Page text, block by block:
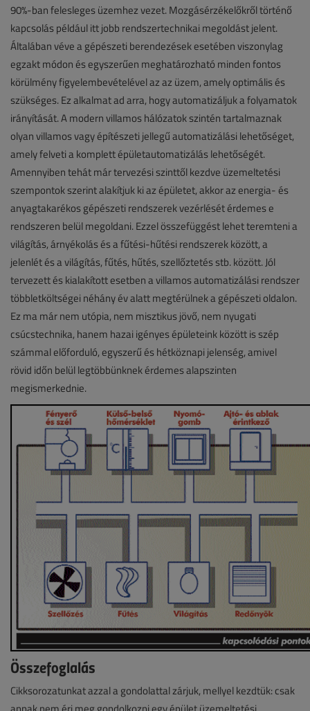
90%-ban felesleges üzemhez vezet. Mozgásérzékelőkről történő
kapcsolás például itt jobb rendszertechnikai megoldást jelent.
Általában véve a gépészeti berendezések esetében viszonylag
egzakt módon és egyszerűen meghatározható minden fontos
körülmény figyelembevételével az az üzem, amely optimális és
szükséges. Ez alkalmat ad arra, hogy automatizáljuk a folyamatok
irányítását. A modern villamos hálózatok szintén tartalmaznak
olyan villamos vagy építészeti jellegű automatizálási lehetőséget,
amely felveti a komplett épületautomatizálás lehetőségét.
Amennyiben tehát már tervezési szinttől kezdve üzemeltetési
szempontok szerint alakítjuk ki az épületet, akkor az energia- és
anyagtakarékos gépészeti rendszerek vezérlését érdemes e
rendszeren belül megoldani. Ezzel összefüggést lehet teremteni a
világítás, árnyékolás és a fűtési-hűtési rendszerek között, a
jelenlét és a világítás, fűtés, hűtés, szellőztetés stb. között. Jól
tervezett és kialakított esetben a villamos automatizálási rendszer
többletköltségei néhány év alatt megtérülnek a gépészeti oldalon.
Ez ma már nem utópia, nem misztikus jövő, nem nyugati
csúcstechnika, hanem hazai igényes épületeink között is szép
számmal előforduló, egyszerű és hétköznapi jelenség, amivel
rövid időn belül legtöbbünknek érdemes alapszinten
megismerkednie.
Összefoglalás
Cikksorozatunkat azzal a gondolattal zárjuk, mellyel kezdtük: csak